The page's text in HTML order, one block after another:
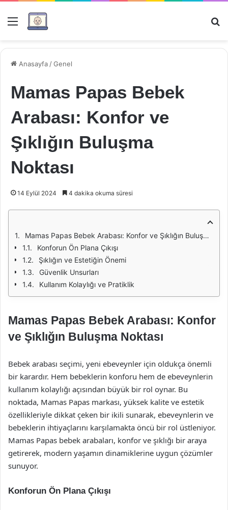
Menü
Anasayfa /Genel
Mamas Papas Bebek
Arabası: Konfor ve
Şıklığın Buluşma
Noktası
14 Eylül 2024 4 dakika okuma süresi
Mamas Papas Bebek Arabası: Konfor ve Şıklığın Buluşma Noktası
Konforun Ön Plana Çıkışı
Şıklığın ve Estetiğin Önemi
Güvenlik Unsurları
Kullanım Kolaylığı ve Pratiklik
Mamas Papas Bebek Arabası: Konfor
ve Şıklığın Buluşma Noktası
Bebek arabası seçimi, yeni ebeveynler için oldukça önemli
bir karardır. Hem bebeklerin konforu hem de ebeveynlerin
kullanım kolaylığı açısından büyük bir rol oynar. Bu
noktada, Mamas Papas markası, yüksek kalite ve estetik
özellikleriyle dikkat çeken bir ikili sunarak, ebeveynlerin ve
bebeklerin ihtiyaçlarını karşılamakta öncü bir rol üstleniyor.
Mamas Papas bebek arabaları, konfor ve şıklığı bir araya
getirerek, modern yaşamın dinamiklerine uygun çözümler
sunuyor.
Konforun Ön Plana Çıkışı